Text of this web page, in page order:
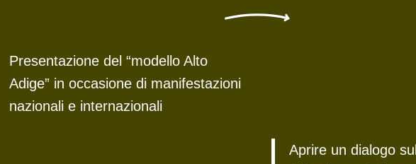
Presentazione del “modello Alto
Adige” in occasione di manifestazioni
nazionali e internazionali
Aprire un dialogo